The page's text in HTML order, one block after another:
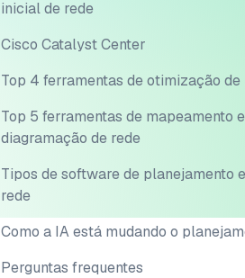
inicial de rede
Cisco Catalyst Center
Top 4 ferramentas de otimização de
Top 5 ferramentas de mapeamento e
diagramação de rede
Tipos de software de planejamento
rede
Como a IA está mudando o
Perguntas frequentes